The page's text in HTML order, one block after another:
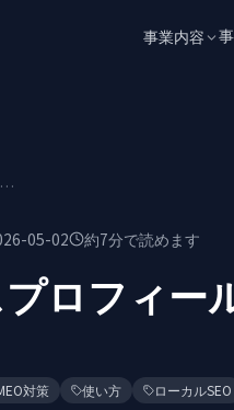
事業内容
Googleビジネスプロフィールの使い方｜完全ガイド
05-02 約7分で読めます
ロフィー
対策 使い方 ローカルSEO